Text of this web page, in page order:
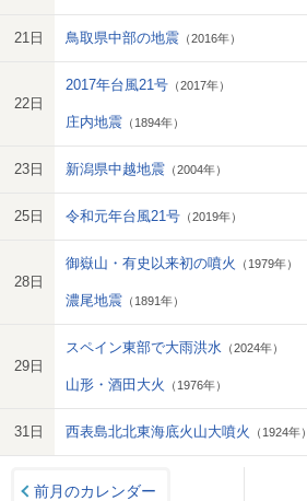
21日 鳥取県中部の地震 （2016年）
22日
2017年台風21号 （2017年）
庄内地震 （1894年）
23日 新潟県中越地震 （2004年）
25日 令和元年台風21号 （2019年）
28日
御嶽山・有史以来初の噴火 （1979年）
濃尾地震 （1891年）
29日
スペイン東部で大雨洪水 （2024年）
山形・酒田大火 （1976年）
31日 西表島北北東海底火山大噴火 （1924年）
前月のカレンダー